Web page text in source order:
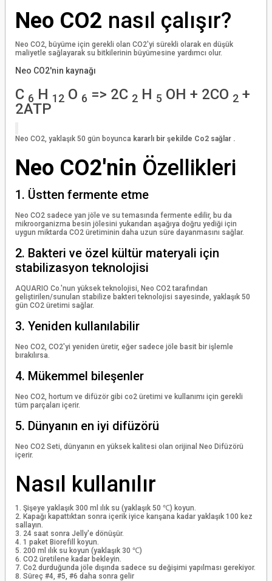
Neo CO2 nasıl çalışır?
Neo CO2, büyüme için gerekli olan CO2'yi sürekli olarak en düşük
maliyetle sağlayarak su bitkilerinin büyümesine yardımcı olur.
Neo CO2'nin kaynağı
C 6 H 12 O 6 => 2C 2 H 5 OH + 2CO 2 +
2ATP
Neo CO2, yaklaşık 50 gün boyunca kararlı bir şekilde Co2 sağlar .
Neo CO2'nin Özellikleri
1. Üstten fermente etme
Neo CO2 sadece yan jöle ve su temasında fermente edilir, bu da
mikroorganizma besin jölesini yukarıdan aşağıya doğru yediği için
uygun miktarda CO2 üretiminin daha uzun süre dayanmasını sağlar.
2. Bakteri ve özel kültür materyali için
stabilizasyon teknolojisi
AQUARIO Co.'nun yüksek teknolojisi, Neo CO2 tarafından
geliştirilen/sunulan stabilize bakteri teknolojisi sayesinde, yaklaşık 50
gün CO2 üretimi sağlar.
3. Yeniden kullanılabilir
Neo CO2, CO2'yi yeniden üretir, eğer sadece jöle basit bir işlemle
bırakılırsa.
4. Mükemmel bileşenler
Neo CO2, hortum ve difüzör gibi co2 üretimi ve kullanımı için gerekli
tüm parçaları içerir.
5. Dünyanın en iyi difüzörü
Neo CO2 Seti, dünyanın en yüksek kalitesi olan orijinal Neo Difüzörü
içerir.
Nasıl kullanılır
Şişeye yaklaşık 300 ml ılık su (yaklaşık 50 ℃) koyun.
Kapağı kapattıktan sonra içerik iyice karışana kadar yaklaşık 100 kez
sallayın.
24 saat sonra Jelly'e dönüşür.
1 paket Biorefill koyun.
200 ml ılık su koyun (yaklaşık 30 ℃)
CO2 üretilene kadar bekleyin.
Co2 durduğunda jöle dışında sadece su değişimi yapılması gerekiyor.
Süreç #4, #5, #6 daha sonra gelir